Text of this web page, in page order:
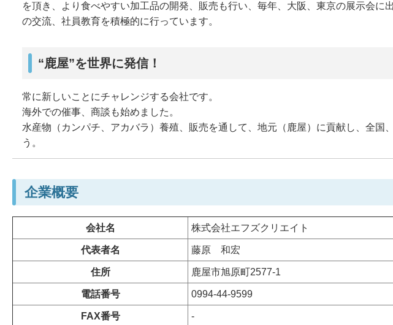
を頂き、より食べやすい加工品の開発、販売も行い、毎年、大阪、東京の展示会に
の交流、社員教育を積極的に行っています。
“鹿屋”を世界に発信！
常に新しいことにチャレンジする会社です。
海外での催事、商談も始めました。
水産物（カンパチ、アカバラ）養殖、販売を通して、地元（鹿屋）に貢献し、全国
う。
企業概要
会社名 株式会社エフズクリエイト
代表者名 藤原 和宏
住所 鹿屋市旭原町2577-1
電話番号 0994-44-9599
FAX番号 -